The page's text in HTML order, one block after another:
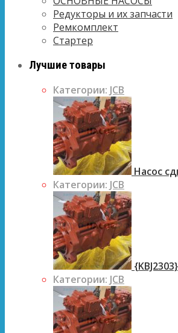
Редукторы и их запчасти
Ремкомплект
Стартер
Лучшие товары
Категории: JCB
Насос
Категории: JCB
Категории: JCB